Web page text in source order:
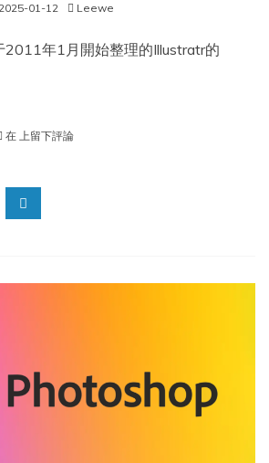
2025-01-12 Leewe
2011年1月開始整理的Illustratr的
在 Illustrator
曆
史
（The
Illustrator）
上留下評論